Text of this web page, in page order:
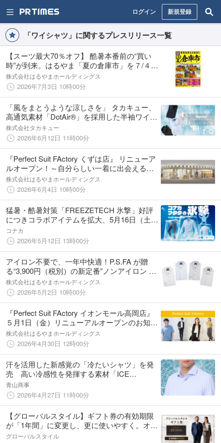
ログイン 新規登録
「ワイシャツ」に関するプレスリリース一覧
【スーツ最大70％オフ】 酷暑本番前の“買い
時”が到来。はるやま「夏の倉庫市」を７/４
（土）より全国の店舗で期間限定開催！
株式会社はるやまホールディングス
2026年7月3日 10時00分
「風をまとうような涼しさを」 タカキュー、
高通気素材「DotAir®」を採用した半袖ワイシ
ャツを展開
株式会社タカキュー
2026年6月12日 11時00分
『Perfect Suit FActory くずは店』 リニューア
ルオープン！～自分らしい一着に出会える
「進化型ストア」へ～
株式会社はるやまホールディングス
2026年6月4日 10時00分
猛暑・酷暑対策「FREEZETECH 氷撃」好評
につきコラボアイテムを拡大、5月16日（土）
より順次、発売開始
コナカ
2026年5月12日 13時00分
アイロン不要で、一年中快適！P.S.FA が贈
る“3,900円（税別）の新定番”ノンアイロン ニ
ットシャツが２０２６年５月２日（土）販売
開始！
株式会社はるやまホールディングス
2026年5月2日 10時00分
『Perfect Suit FActory イオンモール高岡店』
５月1日（金）リニューアルオープンのお知ら
せ！
株式会社はるやまホールディングス
2026年4月30日 12時00分
汗を活用した新感覚の「冷たいシャツ」を発
売 高い冷感性を発揮する素材「ICE
BLAST(R) THIRD」を採用
青山商事
2026年4月27日 11時00分
【グローバルスタイル】ギフト券の有効期限
が「1年間」に変更し、更に使いやすく。オー
ダースーツに加えシャツや小物なども！
グローバルスタイル